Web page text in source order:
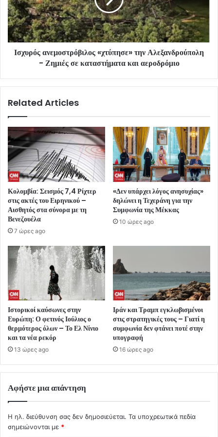
Ισχυρός ανεμοστρόβιλος «χτύπησε» την Αλεξανδρούπολη
- Ζημιές σε καταστήματα και αεροδρόμιο
Related Articles
Κολομβία: Σεισμός 7,4 Ρίχτερ
στις ακτές του Ειρηνικού –
Αισθητός στα σύνορα με τη
Βενεζουέλα
7 ώρες ago
«Δεν υπάρχει λόγος ανησυχίας»
δηλώνει η Τεχεράνη για την
Συμφωνία της Μέκκας
10 ώρες ago
Ιστορικοί καύσωνες στην
Ευρώπη: Ο φετινός Ιούλιος ο
θερμότερος όλων – Το Ελ Νίνιο
και τα νέα ρεκόρ
13 ώρες ago
Ιράν και Τραμπ εγκλωβισμένοι
στις στρατηγικές τους – Γιατί η
συμφωνία δεν φτάνει ποτέ στην
υπογραφή
16 ώρες ago
Αφήστε μια απάντηση
Η ηλ. διεύθυνση σας δεν δημοσιεύεται. Τα υποχρεωτικά πεδία
σημειώνονται με *